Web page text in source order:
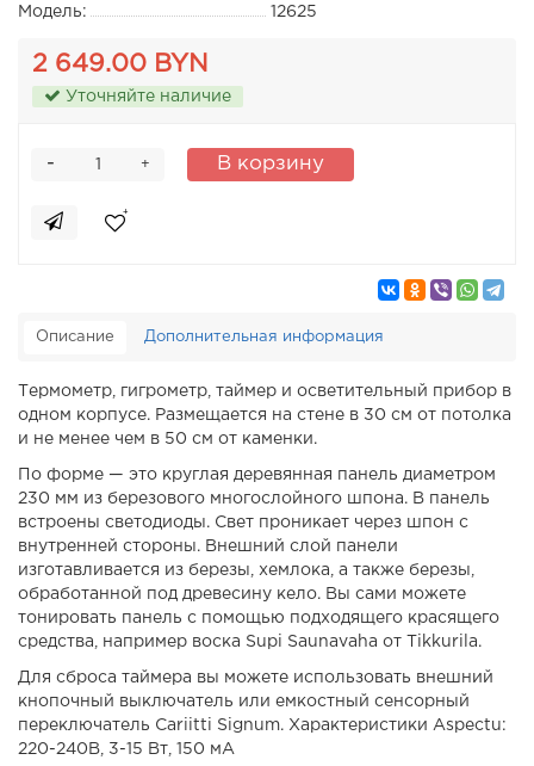
Модель:
12625
2 649.00 BYN
Уточняйте наличие
+
- В корзину
Описание Дополнительная информация
Термометр, гигрометр, таймер и осветительный прибор в
одном корпусе. Размещается на стене в 30 см от потолка
и не менее чем в 50 см от каменки.
По форме — это круглая деревянная панель диаметром
230 мм из березового многослойного шпона. В панель
встроены светодиоды. Свет проникает через шпон с
внутренней стороны. Внешний слой панели
изготавливается из березы, хемлока, а также березы,
обработанной под древесину кело. Вы сами можете
тонировать панель с помощью подходящего красящего
средства, например воска Supi Saunavaha от Tikkurila.
Для сброса таймера вы можете использовать внешний
кнопочный выключатель или емкостный сенсорный
переключатель Cariitti Signum. Характеристики Aspectu:
220-240В, 3-15 Вт, 150 мА